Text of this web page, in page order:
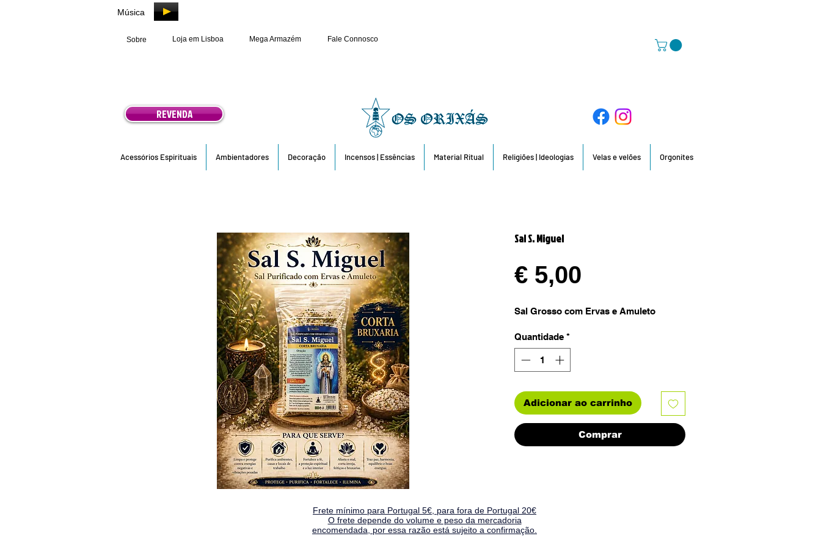
Música
Sobre Loja em Lisboa Mega Armazém Fale Connosco
REVENDA
Acessórios Espirituais Ambientadores Decoração Incensos | Essências Material Ritual Religiões | Ideologias Velas e velões Orgonites
Sal S. Miguel
€ 5,00
Sal Grosso com Ervas e Amuleto
Quantidade *
Adicionar ao carrinho
Comprar
Frete mínimo para Portugal 5€, para fora de Portugal 20€
O frete depende do volume e peso da mercadoria
encomendada, por essa razão está sujeito a confirmação.